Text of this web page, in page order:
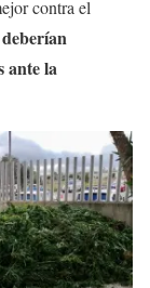
contra el
ante la